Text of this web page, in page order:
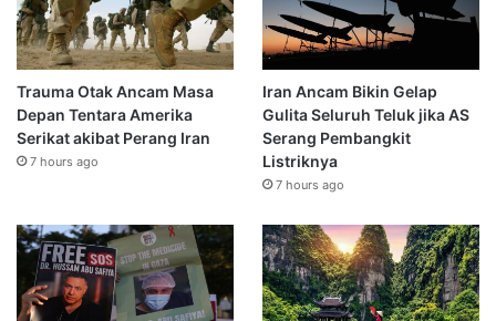
Trauma Otak Ancam Masa
Depan Tentara Amerika
Serikat akibat Perang Iran
7 hours ago
Iran Ancam Bikin Gelap
Gulita Seluruh Teluk jika AS
Serang Pembangkit
Listriknya
7 hours ago